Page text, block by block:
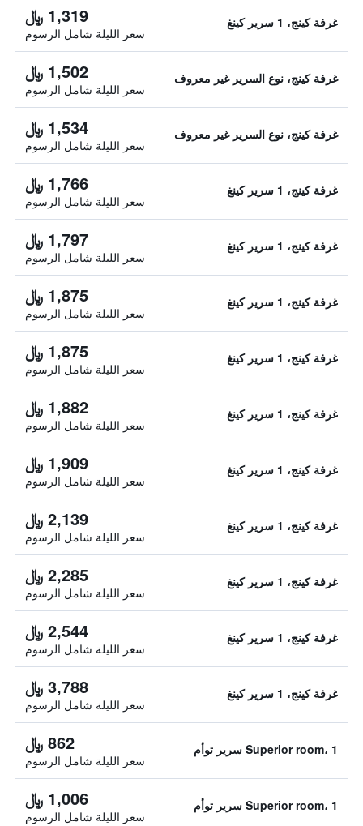
غرفة كينج، 1 سرير كينغ 1,319 ﷼
سعر الليلة شامل الرسوم
غرفة كينج، نوع السرير غير معروف 1,502 ﷼
سعر الليلة شامل الرسوم
غرفة كينج، نوع السرير غير معروف 1,534 ﷼
سعر الليلة شامل الرسوم
غرفة كينج، 1 سرير كينغ 1,766 ﷼
سعر الليلة شامل الرسوم
غرفة كينج، 1 سرير كينغ 1,797 ﷼
سعر الليلة شامل الرسوم
غرفة كينج، 1 سرير كينغ 1,875 ﷼
سعر الليلة شامل الرسوم
غرفة كينج، 1 سرير كينغ 1,875 ﷼
سعر الليلة شامل الرسوم
غرفة كينج، 1 سرير كينغ 1,882 ﷼
سعر الليلة شامل الرسوم
غرفة كينج، 1 سرير كينغ 1,909 ﷼
سعر الليلة شامل الرسوم
غرفة كينج، 1 سرير كينغ 2,139 ﷼
سعر الليلة شامل الرسوم
غرفة كينج، 1 سرير كينغ 2,285 ﷼
سعر الليلة شامل الرسوم
غرفة كينج، 1 سرير كينغ 2,544 ﷼
سعر الليلة شامل الرسوم
غرفة كينج، 1 سرير كينغ 3,788 ﷼
سعر الليلة شامل الرسوم
Superior room، 1 سرير توأم 862 ﷼
سعر الليلة شامل الرسوم
Superior room، 1 سرير توأم 1,006 ﷼
سعر الليلة شامل الرسوم